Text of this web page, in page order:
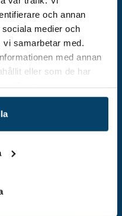
och annan
medier och
samarbetar med.
med annan
eller som de har